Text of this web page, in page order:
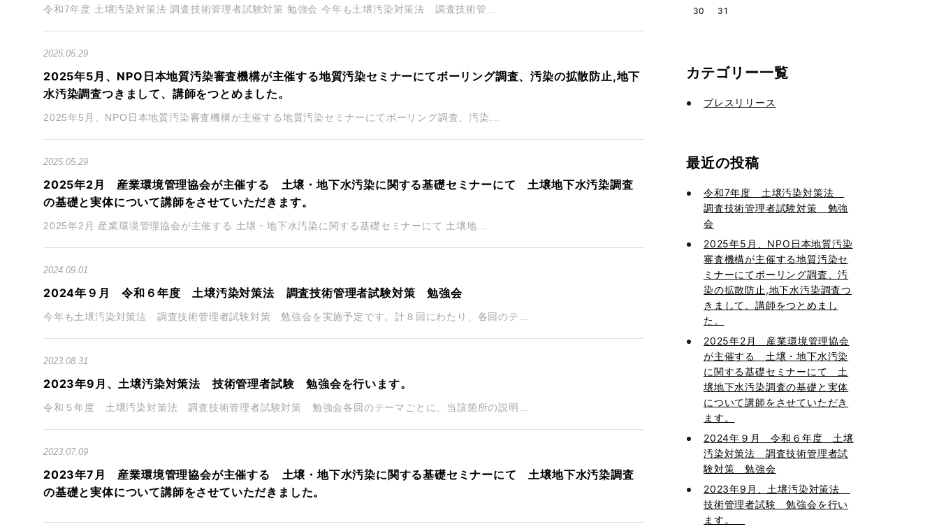
令和7年度 土壌汚染対策法 調査技術管理者試験対策 勉強会 今年も土壌汚染対策法 調査技術管...
2025.05.29
2025年5月、NPO日本地質汚染審査機構が主催する地質汚染セミナーにてボーリング調査、汚染の拡散防止,地下
水汚染調査つきまして、講師をつとめました。
2025年5月、NPO日本地質汚染審査機構が主催する地質汚染セミナーにてボーリング調査、汚染...
2025.05.29
2025年2月 産業環境管理協会が主催する 土壌・地下水汚染に関する基礎セミナーにて 土壌地下水汚染調査
の基礎と実体について講師をさせていただきます。
2025年2月 産業環境管理協会が主催する 土壌・地下水汚染に関する基礎セミナーにて 土壌地...
2024.09.01
2024年９月 令和６年度 土壌汚染対策法 調査技術管理者試験対策 勉強会
今年も土壌汚染対策法 調査技術管理者試験対策 勉強会を実施予定です。計８回にわたり、各回のテ...
2023.08.31
2023年9月、土壌汚染対策法 技術管理者試験 勉強会を行います。
令和５年度 土壌汚染対策法 調査技術管理者試験対策 勉強会各回のテーマごとに、当該箇所の説明...
2023.07.09
2023年7月 産業環境管理協会が主催する 土壌・地下水汚染に関する基礎セミナーにて 土壌地下水汚染調査
の基礎と実体について講師をさせていただきました。
30
31
カテゴリー一覧
プレスリリース
最近の投稿
令和7年度 土壌汚染対策法
調査技術管理者試験対策 勉強
会
2025年5月、NPO日本地質汚染
審査機構が主催する地質汚染セ
ミナーにてボーリング調査、汚
染の拡散防止,地下水汚染調査つ
きまして、講師をつとめまし
た。
2025年2月 産業環境管理協会
が主催する 土壌・地下水汚染
に関する基礎セミナーにて 土
壌地下水汚染調査の基礎と実体
について講師をさせていただき
ます。
2024年９月 令和６年度 土壌
汚染対策法 調査技術管理者試
験対策 勉強会
2023年9月、土壌汚染対策法
技術管理者試験 勉強会を行い
ます。